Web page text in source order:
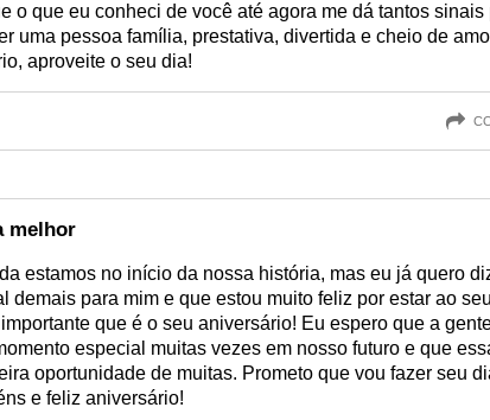
o que eu conheci de você até agora me dá tantos sinais
uma pessoa família, prestativa, divertida e cheio de
aproveite o seu dia!
melhor
estamos no início da nossa história, mas eu já quero
demais para mim e que estou muito feliz por estar ao
que é o seu aniversário! Eu espero que a
especial muitas vezes em nosso futuro e que
oportunidade de muitas. Prometo que vou fazer seu
e feliz aniversário!